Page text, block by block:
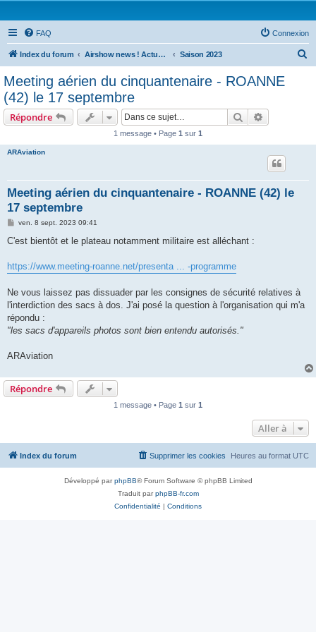
FAQ Connexion
Index du forum Airshow news ! Actus Meeting national et international Saison 2023
Meeting aérien du cinquantenaire - ROANNE
(42) le 17 septembre
Répondre Rechercher
1 message • Page 1 sur 1
ARAviation
Meeting aérien du cinquantenaire - ROANNE (42) le
17 septembre
M
s
g
e
ven. 8 sept. 2023 09:41
C'est bientôt et le plateau notamment militaire est alléchant :
https://www.meeting-roanne.net/presenta ... -programme
Ne vous laissez pas dissuader par les consignes de sécurité relatives à
l'interdiction des sacs à dos. J'ai posé la question à l'organisation qui m'a
répondu :
"les sacs d'appareils photos sont bien entendu autorisés."
ARAviation
Répondre
1 message • Page 1 sur 1
Aller à
Index du forum Heures au format UTC
Supprimer les cookies
Développé parphpBB® Forum Software © phpBB Limited
Traduit parphpBB-fr.com
Confidentialité | Conditions